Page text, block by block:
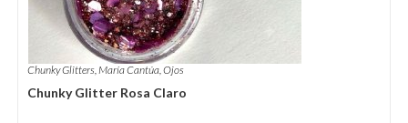
Chunky Glitters, María Cantúa, Ojos
Chunky Glitter Rosa Claro